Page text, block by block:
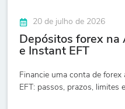
20 de julho de 2026
Depósitos forex na
e Instant EFT
Financie uma conta de
EFT: passos, prazos, limites